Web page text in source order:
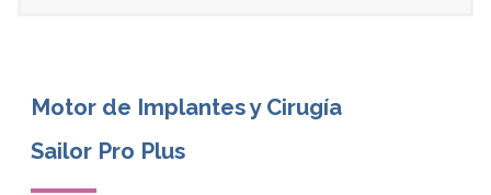
Motor de Implantes y Cirugía
Sailor Pro Plus